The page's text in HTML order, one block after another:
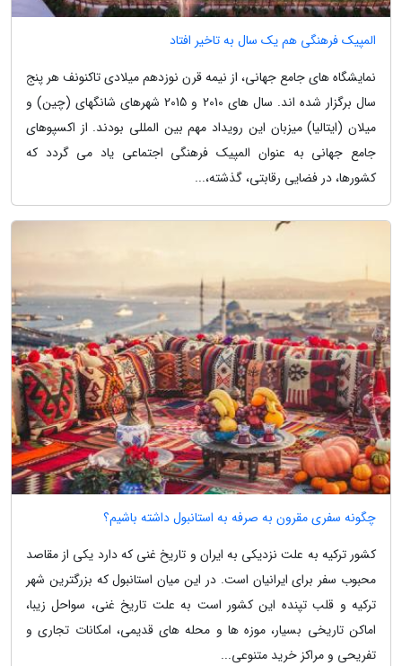
المپیک فرهنگی هم یک سال به تاخیر افتاد
نمایشگاه های جامع جهانی، از نیمه قرن نوزدهم میلادی تاکنونف هر پنج
سال برگزار شده اند. سال های 2010 و 2015 شهرهای شانگهای (چین) و
میلان (ایتالیا) میزبان این رویداد مهم بین المللی بودند. از اکسپوهای
جامع جهانی به عنوان المپیک فرهنگی اجتماعی یاد می گردد که
کشورها، در فضایی رقابتی، گذشته،...
چگونه سفری مقرون به صرفه به استانبول داشته باشیم؟
کشور ترکیه به علت نزدیکی به ایران و تاریخ غنی که دارد یکی از مقاصد
محبوب سفر برای ایرانیان است. در این میان استانبول که بزرگترین شهر
ترکیه و قلب تپنده این کشور است به علت تاریخ غنی، سواحل زیبا،
اماکن تاریخی بسیار، موزه ها و محله های قدیمی، امکانات تجاری و
تفریحی و مراکز خرید متنوعی...